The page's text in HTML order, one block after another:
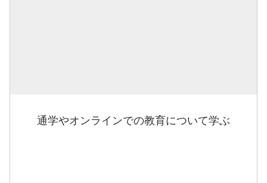
通学やオンラインでの教育について学ぶ